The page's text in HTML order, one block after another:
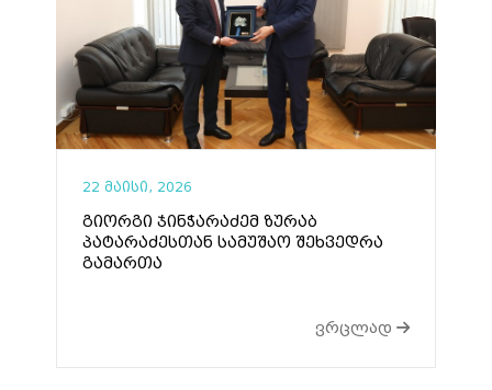
22 მაისი, 2026
გიორგი ჯინჭარაძემ ზურაბ
პატარაძესთან სამუშაო შეხვედრა
გამართა
ვრცლად